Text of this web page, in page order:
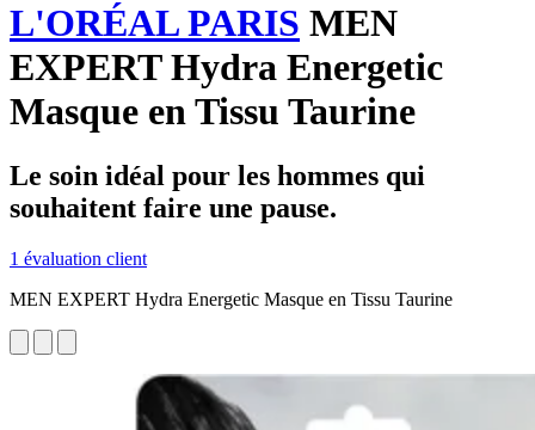
L'ORÉAL PARIS MEN
EXPERT Hydra Energetic
Masque en Tissu Taurine
Le soin idéal pour les hommes qui
souhaitent faire une pause.
1 évaluation client
MEN EXPERT Hydra Energetic Masque en Tissu Taurine